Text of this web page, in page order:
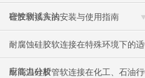
密性测试方法
硅胶软接头的安装与使用指南
耐腐蚀硅胶软连接在特殊环境下的适
应能力分析
耐高温硅胶管软连接在化工、石油行